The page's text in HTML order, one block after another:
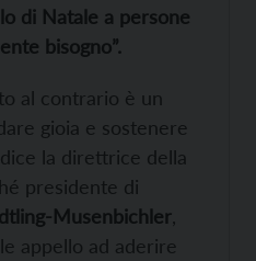
di Natale a persone
bisogno”.
al contrario è un
gioia e sostenere
la direttrice della
presidente di
Musenbichler
appello ad aderire